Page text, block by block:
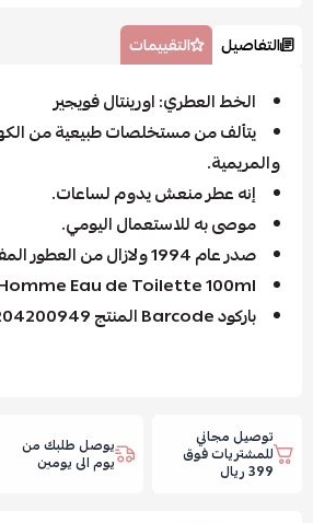
التفاصيل التقييمات
الخط العطري: اورينتال فويجير
يتألف من مستخلصات طبيعية من
والمريمية.
إنه عطر منعش يدوم لساعات.
موصى به للاستعمال اليومي.
صدر عام 1994 ولازال من العطور المفضلة لا أغلب الاذواق
Eau de Toilette 100ml
باركود Barcode المنتج 3414204200949
توصيل مجاني
للمشتريات فوق
399 ريال
يوصل طلبك من
يوم الى يومين